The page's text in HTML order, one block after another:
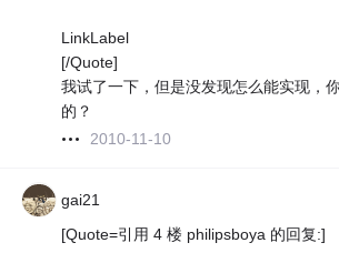
LinkLabel
[/Quote]
我试了一下，但是没发现怎么能实现，
的？
2010-11-10
gai21
[Quote=引用 4 楼 philipsboya 的回复:]